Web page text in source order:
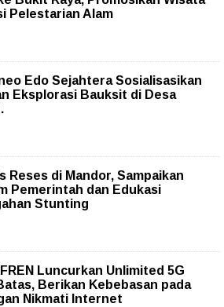
Pelestarian Alam
Edo Sejahtera Sosialisasikan
Eksplorasi Bauksit di Desa
Reses di Mandor, Sampaikan
Pemerintah dan Edukasi
Stunting
Luncurkan Unlimited 5G
Berikan Kebebasan pada
Nikmati Internet